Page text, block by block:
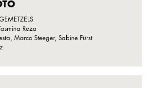
Reza
Marco Steeger, Sabine Fürst